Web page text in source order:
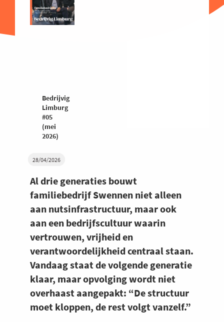
28/04/2026
Al drie generaties bouwt
familiebedrijf Swennen niet alleen
aan nutsinfrastructuur, maar ook
aan een bedrijfscultuur waarin
vertrouwen, vrijheid en
verantwoordelijkheid centraal staan.
Vandaag staat de volgende generatie
klaar, maar opvolging wordt niet
overhaast aangepakt: “De structuur
moet kloppen, de rest volgt vanzelf.”
Bedrijvig
Limburg
#05
(mei
2026)